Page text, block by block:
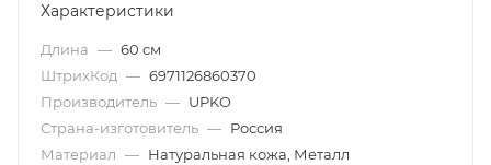
Характеристики
Длина — 60 см
ШтрихКод — 6971126860370
Производитель — UPKO
Страна-изготовитель — Россия
Материал — Натуральная кожа, Металл